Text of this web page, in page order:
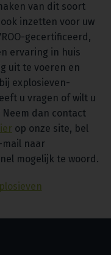
van dit soort
inzetten voor uw
gecertificeerd,
ervaring in huis
uit te voeren en
explosieven-
u vragen of wilt u
dan contact
op onze site, bel
mail naar
mogelijk te woord.